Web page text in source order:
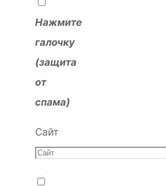
Нажмите
галочку
(защита
от
спама)
Сайт